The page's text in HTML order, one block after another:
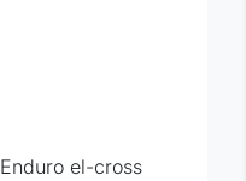
Enduro el-cross